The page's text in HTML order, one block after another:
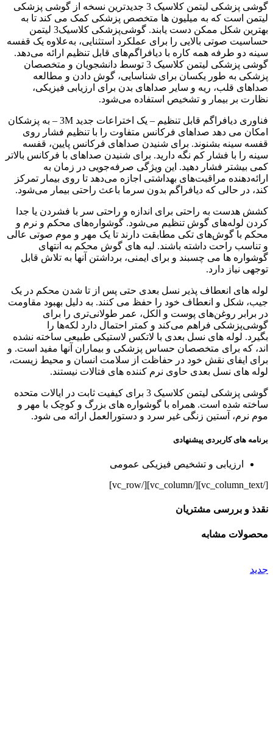
گوشی پزشکی لیتمن کلاسیک 3 جدیدترین نسخه از گوشی پزشکی
لیتمن است که به میلیون ها متخصص پزشکی کمک می کند تا به
بهترین شکل ممکن دست یابند. گوشی‌پزشکی کلاسیک3 لیتمن
حساسیت صوتی بالایی را برای عملکرد استثنایی، به‌علاوه یک قفسه
سینه دو طرفه همه کاره با دیافراگم‌های قابل تنظیم ارائه می‌دهد.
گوشی‌ پزشکی لیتمن کلاسیک 3 توسط دانشجویان و متخصصان
پزشکی به طور یکسان برای شناسایی، گوش دادن و مطالعه
صداهای قلب، ریه و سایر صداهای بدن برای ارزیابی فیزیکی،
نظارت بر بیمار و تشخیص استفاده می‌شود.
فناوری دیافراگم قابل تنظیم – یک اختراعات جدید 3M – به پزشکان
امکان می دهد صداهای فرکانس متفاوت را با تنظیم فشار روی
قفسه سینه بشنوند. برای شنیدن صداهای فرکانس پایین، قفسه
سینه را با فشار کم نگه دارید. برای شنیدن صداهای با فرکانس بالاتر
کمی بیشتر فشار دهید. این ویژگی صرفه‌جویی در زمان به
ارائه‌دهنده مراقبت‌های بهداشتی اجازه می‌دهد تا روی بیمار تمرکز
کند، در حالی که دیافراگم بدون سرما باعث راحتی بیمار می‌شود.
کشش هدست به راحتی برای اندازه و راحتی سر با فشردن یا جدا
کردن لوله‌های گوش تنظیم می‌شود. گوشواره‌های محکم و نرم و
محکم با گوش‌های تکی مطابقت دارند تا یک مهر و موم صوتی عالی
و تناسب راحت داشته باشند. لبه های گوش محکم به انتهای
گوشواره ها می چسبند و برای ایمنی، برداشتن آنها به تلاش قابل
توجهی نیاز دارد.
لوله های انعطاف پذیر نسل بعدی حتی پس از تا شدن محکم در یک
جیب، شکل و انعطاف خود را حفظ می کنند. به دلیل بهبود مقاومت
در برابر روغن‌های پوست و الکل، عمر طولانی‌تری را برای
گوشی‌پزشکی فراهم می‌کند و کمتر احتمال دارد لکه‌ها را
بگیرد. لوله های نسل بعدی با لاتکس لاستیکی طبیعی ساخته نشده
اند، که برای متخصصان حساس پزشکی و بیماران آنها مفید است. و
برای ایفای نقش خود در حفاظت از سلامت انسان و محیط زیست،
لوله های نسل بعدی حاوی نرم کننده های فتالات نیستند.
گوشی پزشکی لیتمن کلاسیک 3 برای کیفیت ثابت در ایالات متحده
ساخته شده است. همراه با گوشواره های بزرگ و کوچک با مهر و
موم نرم، آستین زنگی غیر سرد و دستورالعمل ارائه می شود.
برنامه های کاربردی پیشنهادی
ارزیابی و تشخیص فیزیکی عمومی
[/vc_column_text][/vc_column][/vc_row]
نقدذ و بررسی مشتریان
محصولات مشابه
جدید